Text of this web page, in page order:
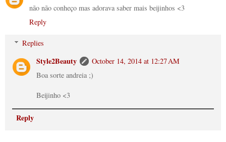
não não conheço mas adorava saber mais beijinhos <3
Reply
Replies
Style2Beauty
October 14, 2014 at 12:27 AM
Boa sorte andreia ;)
Beijinho <3
Reply